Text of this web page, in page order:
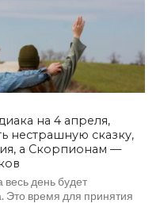
на 4 апреля,
нестрашную сказку,
а Скорпионам —
день будет
Это время для принятия